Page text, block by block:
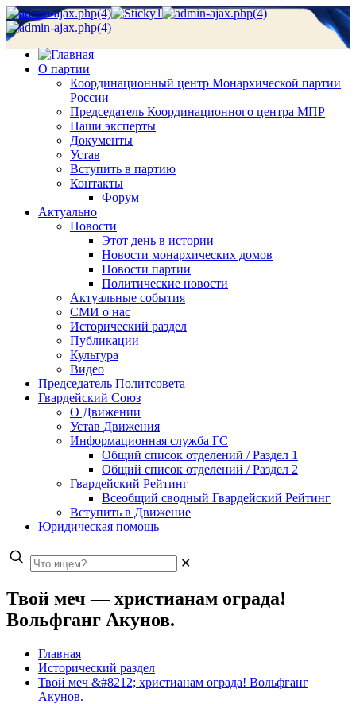
О партии
Координационный центр Монархической партии
России
Председатель Координационного центра МПР
Наши эксперты
Документы
Устав
Вступить в партию
Контакты
Форум
Актуально
Новости
Этот день в истории
Новости монархических домов
Новости партии
Политические новости
Актуальные события
СМИ о нас
Исторический раздел
Публикации
Культура
Видео
Председатель Политсовета
Гвардейский Союз
О Движении
Устав Движения
Информационная служба ГС
Общий список отделений / Раздел 1
Общий список отделений / Раздел 2
Гвардейский Рейтинг
Всеобщий сводный Гвардейский Рейтинг
Вступить в Движение
Юридическая помощь
✕
Твой меч — христианам ограда!
Вольфганг Акунов.
Главная
Исторический раздел
Твой меч &#8212; христианам ограда! Вольфганг
Акунов.